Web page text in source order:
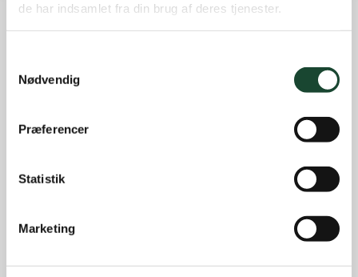
de har indsamlet fra din brug af deres tjenester.
Nødvendig
Præferencer
Statistik
Marketing
The Elite
Not categorized
The Juniors